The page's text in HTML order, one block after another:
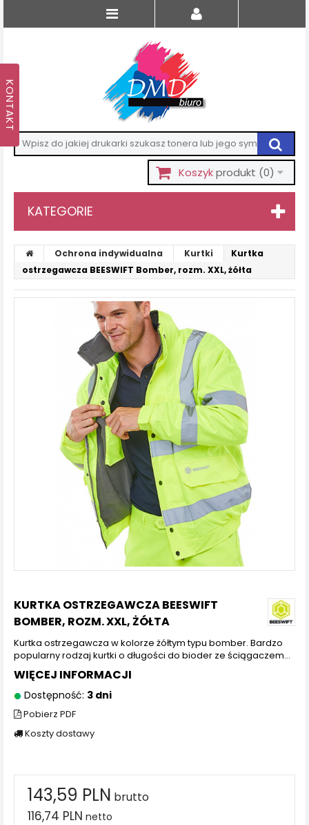
Koszykprodukt (0)
KATEGORIE
Ochrona indywidualna Kurtki
Kurtka
ostrzegawcza BEESWIFT Bomber, rozm. XXL, żółta
KURTKA OSTRZEGAWCZA BEESWIFT
BOMBER, ROZM. XXL, ŻÓŁTA
Kurtka ostrzegawcza w kolorze żółtym typu bomber. Bardzo
popularny rodzaj kurtki o długości do bioder ze ściągaczem…
WIĘCEJ INFORMACJI
Dostępność: 3 dni
Pobierz PDF
Koszty dostawy
143,59 PLN brutto
116,74 PLN netto